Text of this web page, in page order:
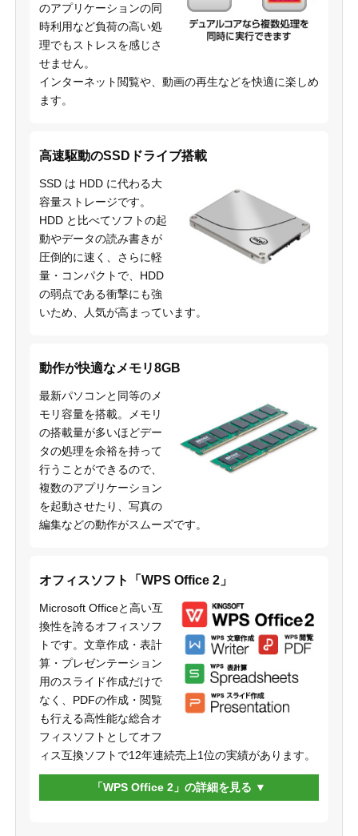
のアプリケーションの同
時利用など負荷の高い処
理でもストレスを感じさ
せません。
インターネット閲覧や、動画の再生などを快適に楽しめ
ます。
高速駆動のSSDドライブ搭載
SSD は HDD に代わる大
容量ストレージです。
HDD と比べてソフトの起
動やデータの読み書きが
圧倒的に速く、さらに軽
量・コンパクトで、HDD
の弱点である衝撃にも強
いため、人気が高まっています。
動作が快適なメモリ8GB
最新パソコンと同等のメ
モリ容量を搭載。メモリ
の搭載量が多いほどデー
タの処理を余裕を持って
行うことができるので、
複数のアプリケーション
を起動させたり、写真の
編集などの動作がスムーズです。
オフィスソフト「WPS Office 2」
Microsoft Officeと高い互
換性を誇るオフィスソフ
トです。文章作成・表計
算・プレゼンテーション
用のスライド作成だけで
なく、PDFの作成・閲覧
も行える高性能な総合オ
フィスソフトとしてオフ
ィス互換ソフトで12年連続売上1位の実績があります。
「WPS Office 2」の詳細を見る